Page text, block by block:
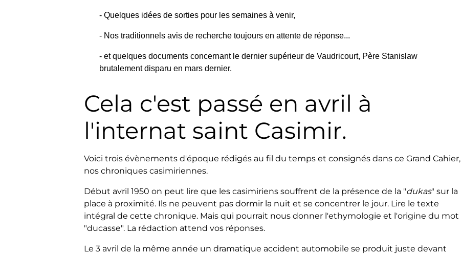
- Quelques idées de sorties pour les semaines à venir,
- Nos traditionnels avis de recherche toujours en attente de réponse...
- et quelques documents concernant le dernier supérieur de Vaudricourt, Père Stanislaw
brutalement disparu en mars dernier.
Cela c'est passé en avril à
l'internat saint Casimir.
Voici trois évènements d'époque rédigés au fil du temps et consignés dans ce Grand Cahier,
nos chroniques casimiriennes.
Début avril 1950 on peut lire que les casimiriens souffrent de la présence de la "dukas" sur la
place à proximité. Ils ne peuvent pas dormir la nuit et se concentrer le jour. Lire le texte
intégral de cette chronique. Mais qui pourrait nous donner l'ethymologie et l'origine du mot
"ducasse". La rédaction attend vos réponses.
Le 3 avril de la même année un dramatique accident automobile se produit juste devant